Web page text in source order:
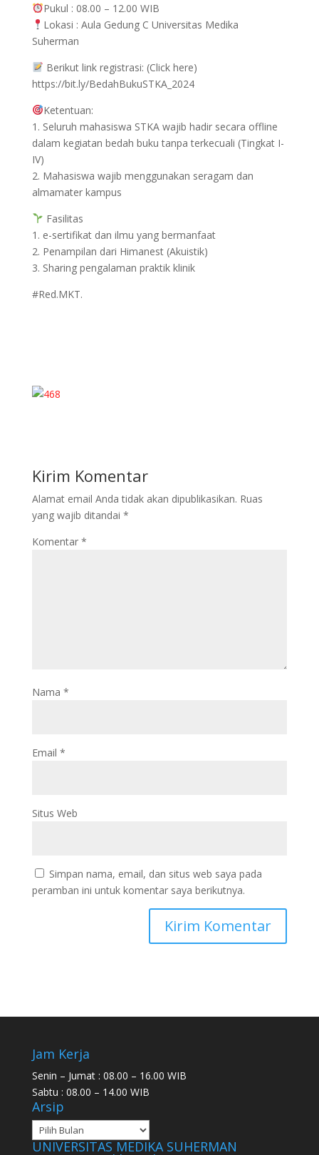
Pukul : 08.00 – 12.00 WIB
Lokasi : Aula Gedung C Universitas Medika
Suherman
Berikut link registrasi: (Click here)
https://bit.ly/BedahBukuSTKA_2024
Ketentuan:
1. Seluruh mahasiswa STKA wajib hadir secara offline
dalam kegiatan bedah buku tanpa terkecuali (Tingkat I-
IV)
2. Mahasiswa wajib menggunakan seragam dan
almamater kampus
Fasilitas
1. e-sertifikat dan ilmu yang bermanfaat
2. Penampilan dari Himanest (Akuistik)
3. Sharing pengalaman praktik klinik
#Red.MKT.
Kirim Komentar
Alamat email Anda tidak akan dipublikasikan. Ruas
yang wajib ditandai *
Komentar *
Nama *
Email *
Situs Web
Simpan nama, email, dan situs web saya pada
peramban ini untuk komentar saya berikutnya.
Jam Kerja
Senin – Jumat : 08.00 – 16.00 WIB
Sabtu : 08.00 – 14.00 WIB
Arsip
UNIVERSITAS MEDIKA SUHERMAN